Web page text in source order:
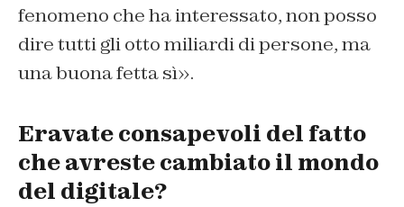
fenomeno che ha interessato, non posso
dire tutti gli otto miliardi di persone, ma
una buona fetta sì».
Eravate consapevoli del fatto
che avreste cambiato il mondo
del digitale?